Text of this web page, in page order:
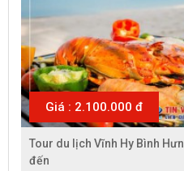
Giá : 2.100.000 đ
Tour du lịch Vĩnh Hy Bình
đến